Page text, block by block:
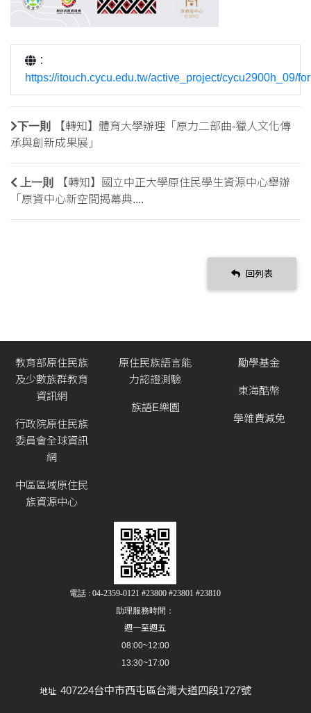
：
https://itouch.cycu.edu.tw/active_project/cycu2900h_09/
下一則
【轉知】體育大學辦理「原力二部曲-獵人文化傳
承與創新成果展」
上一則
【轉知】國立中正大學原住民學生資源中心舉辦
「原資中心新空間揭幕典....
回列表
教育部原住民族
及少數族群教育
資訊網
行政院原住民族
委員會全球資訊
網
中區區域原住民
族資源中心
原住民族語言能
力認證測驗
族語E樂園
勵學基金
東海酷幣
學雜費減免
電話 : 04-2359-0121 #23800 #23801 #23810
助理服務時間：
週一至週五
08:00~12:00
13:30~17:00
地址 407224台中市西屯區台灣大道四段1727號